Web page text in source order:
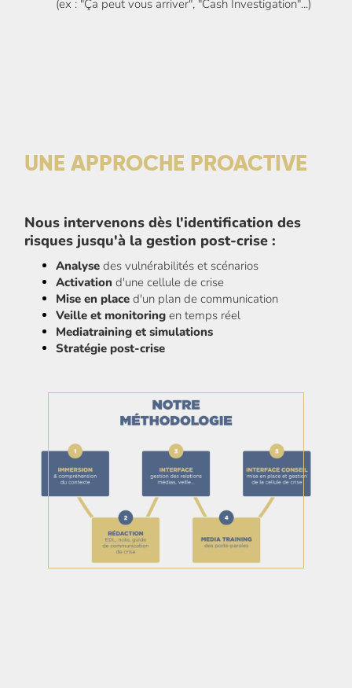
(ex : "Ça peut vous arriver", "Cash Investigation"...)
UNE APPROCHE PROACTIVE
Nous intervenons dès l'identification des
risques jusqu'à la gestion post-crise :
Analyse des vulnérabilités et scénarios
Activation d'une cellule de crise
Mise en place d'un plan de communication
Veille et monitoring en temps réel
Mediatraining et simulations
Stratégie post-crise